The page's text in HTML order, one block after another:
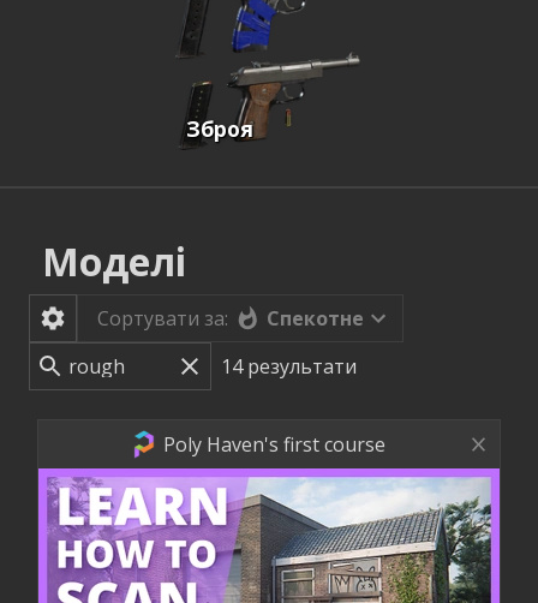
Зброя
Моделі
Сортувати за:
Спекотне
14 результати
Poly Haven's first course